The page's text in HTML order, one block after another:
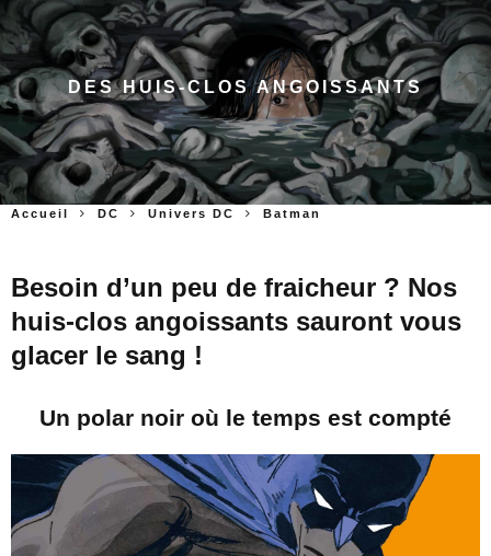
DES HUIS-CLOS ANGOISSANTS
Accueil DC Univers DC Batman
Besoin d’un peu de fraicheur ? Nos
huis-clos angoissants sauront vous
glacer le sang !
Un polar noir où le temps est compté